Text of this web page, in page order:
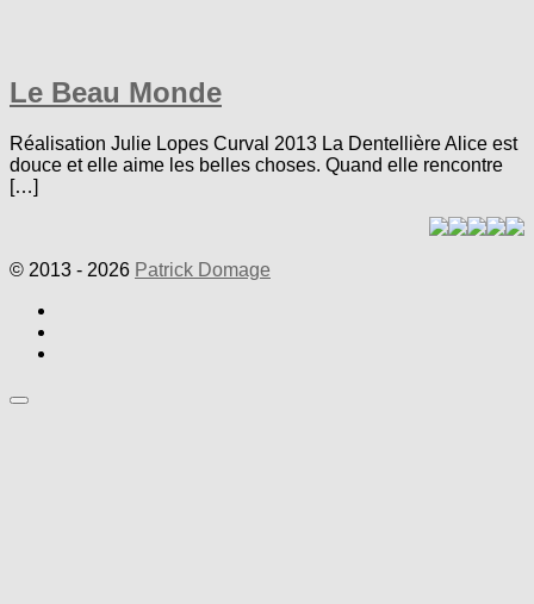
Le Beau Monde
Réalisation Julie Lopes Curval 2013 La Dentellière Alice est
douce et elle aime les belles choses. Quand elle rencontre
[…]
© 2013 - 2026 Patrick Domage